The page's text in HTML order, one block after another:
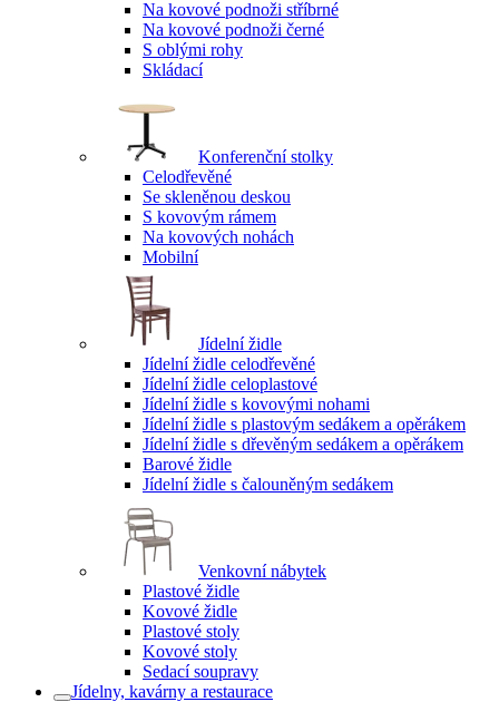
Na kovové podnoži stříbrné
Na kovové podnoži černé
S oblými rohy
Skládací
Konferenční stolky
Celodřevěné
Se skleněnou deskou
S kovovým rámem
Na kovových nohách
Mobilní
Jídelní židle
Jídelní židle celodřevěné
Jídelní židle celoplastové
Jídelní židle s kovovými nohami
Jídelní židle s plastovým sedákem a opěrákem
Jídelní židle s dřevěným sedákem a opěrákem
Barové židle
Jídelní židle s čalouněným sedákem
Venkovní nábytek
Plastové židle
Kovové židle
Plastové stoly
Kovové stoly
Sedací soupravy
Jídelny, kavárny a restaurace